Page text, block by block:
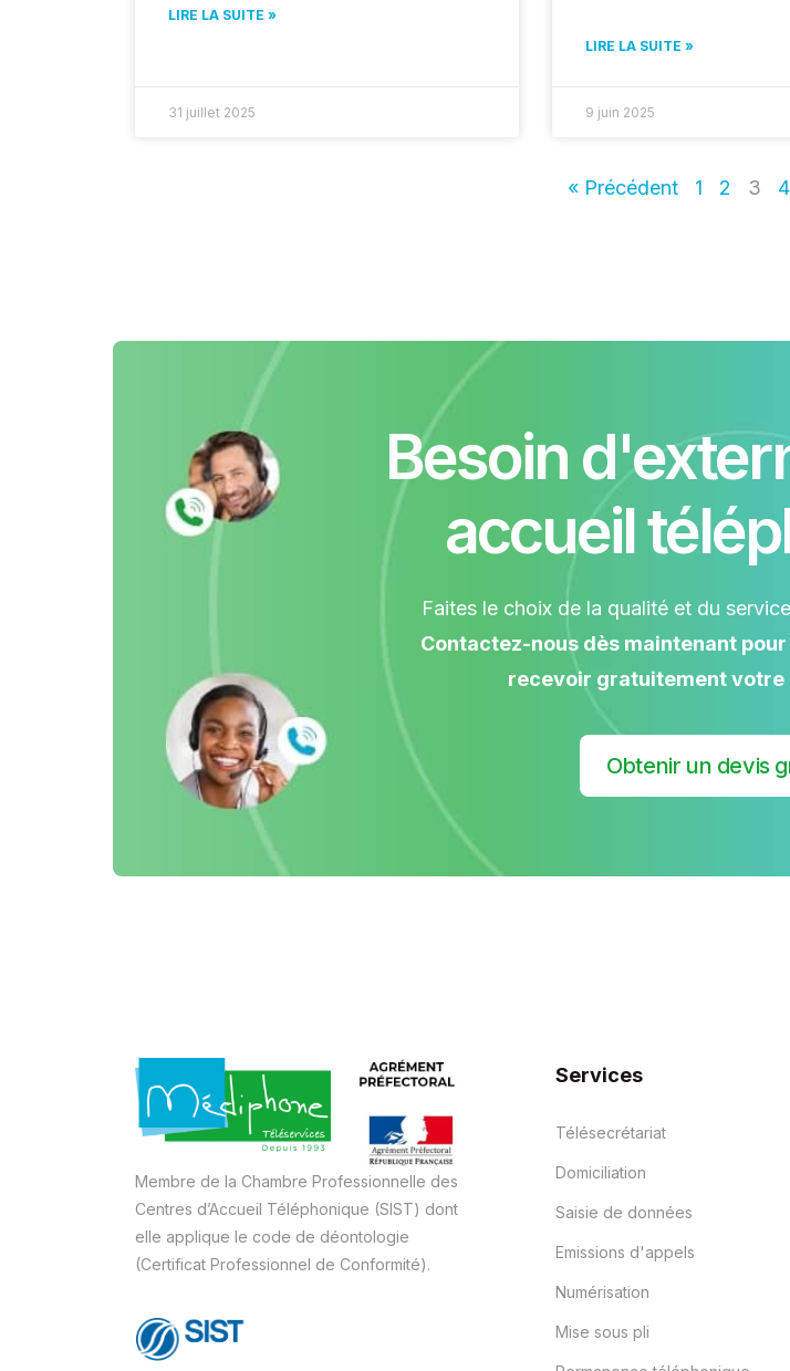
LIRE LA SUITE »
31 juillet 2025
LIRE LA SUITE »
9 juin 2025
« Précédent 1 2 3 4
Besoin
accueil
Faites le choix de la qualité et du
Contactez-nous dès maintenant
recevoir gratuitement votre
Obtenir un devis
Membre de la Chambre Professionnelle des
Centres d’Accueil Téléphonique (SIST) dont
elle applique le code de déontologie
(Certificat Professionnel de Conformité).
Services
Télésecrétariat
Domiciliation
Saisie de données
Emissions d'appels
Numérisation
Mise sous pli